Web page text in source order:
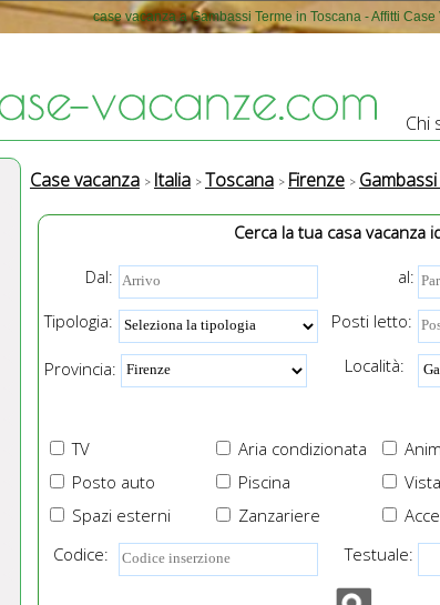
case vacanza a Gambassi Terme in Toscana - Affitti
Chi
Case vacanza Italia Toscana Firenze
Cerca la tua casa vacanza
Dal:
al:
Tipologia:
Posti letto:
Provincia: Località:
TV Aria condizionata
Posto auto
Piscina
Spazi esterni
Zanzariere
Codice:
Testuale: